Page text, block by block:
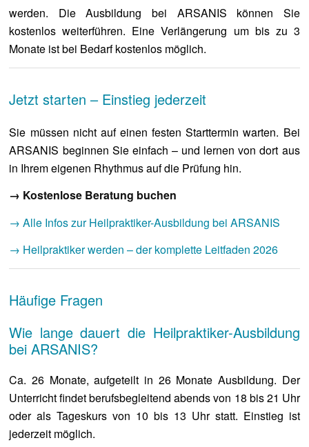
werden. Die Ausbildung bei ARSANIS können Sie
kostenlos weiterführen. Eine Verlängerung um bis zu 3
Monate ist bei Bedarf kostenlos möglich.
Jetzt starten – Einstieg jederzeit
Sie müssen nicht auf einen festen Starttermin warten. Bei
ARSANIS beginnen Sie einfach – und lernen von dort aus
in Ihrem eigenen Rhythmus auf die Prüfung hin.
→ Kostenlose Beratung buchen
→ Alle Infos zur Heilpraktiker-Ausbildung bei ARSANIS
→ Heilpraktiker werden – der komplette Leitfaden 2026
Häufige Fragen
Wie lange dauert die Heilpraktiker-Ausbildung
bei ARSANIS?
Ca. 26 Monate, aufgeteilt in 26 Monate Ausbildung. Der
Unterricht findet berufsbegleitend abends von 18 bis 21 Uhr
oder als Tageskurs von 10 bis 13 Uhr statt. Einstieg ist
jederzeit möglich.